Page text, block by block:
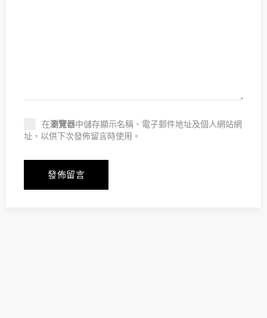
在瀏覽器中儲存顯示名稱、電子郵件地址及個人網站網
址，以供下次發佈留言時使用。